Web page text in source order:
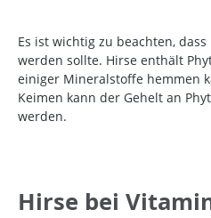
Es ist wichtig zu beachten,
werden sollte. Hirse enthält
einiger Mineralstoffe hemmen
Keimen kann der Gehelt an
werden.
Hirse bei